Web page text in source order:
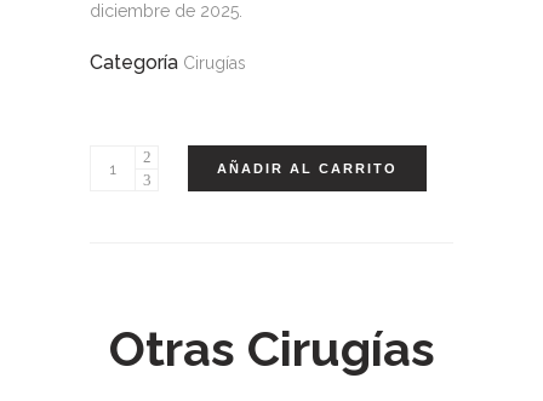
diciembre de 2025.
Categoría Cirugías
AÑADIR AL CARRITO
Otras Cirugías